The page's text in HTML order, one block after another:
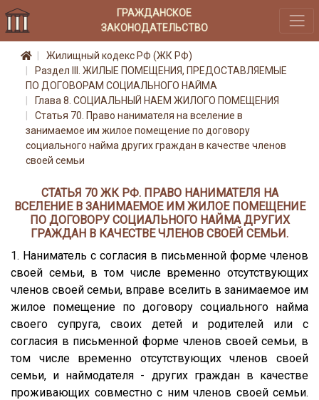
ГРАЖДАНСКОЕ
ЗАКОНОДАТЕЛЬСТВО
Жилищный кодекс РФ (ЖК РФ)
Раздел III. ЖИЛЫЕ ПОМЕЩЕНИЯ, ПРЕДОСТАВЛЯЕМЫЕ
ПО ДОГОВОРАМ СОЦИАЛЬНОГО НАЙМА
Глава 8. СОЦИАЛЬНЫЙ НАЕМ ЖИЛОГО ПОМЕЩЕНИЯ
Статья 70. Право нанимателя на вселение в
занимаемое им жилое помещение по договору
социального найма других граждан в качестве членов
своей семьи
СТАТЬЯ 70 ЖК РФ. ПРАВО НАНИМАТЕЛЯ НА
ВСЕЛЕНИЕ В ЗАНИМАЕМОЕ ИМ ЖИЛОЕ ПОМЕЩЕНИЕ
ПО ДОГОВОРУ СОЦИАЛЬНОГО НАЙМА ДРУГИХ
ГРАЖДАН В КАЧЕСТВЕ ЧЛЕНОВ СВОЕЙ СЕМЬИ.
1. Наниматель с согласия в письменной форме членов
своей семьи, в том числе временно отсутствующих
членов своей семьи, вправе вселить в занимаемое им
жилое помещение по договору социального найма
своего супруга, своих детей и родителей или с
согласия в письменной форме членов своей семьи, в
том числе временно отсутствующих членов своей
семьи, и наймодателя - других граждан в качестве
проживающих совместно с ним членов своей семьи.